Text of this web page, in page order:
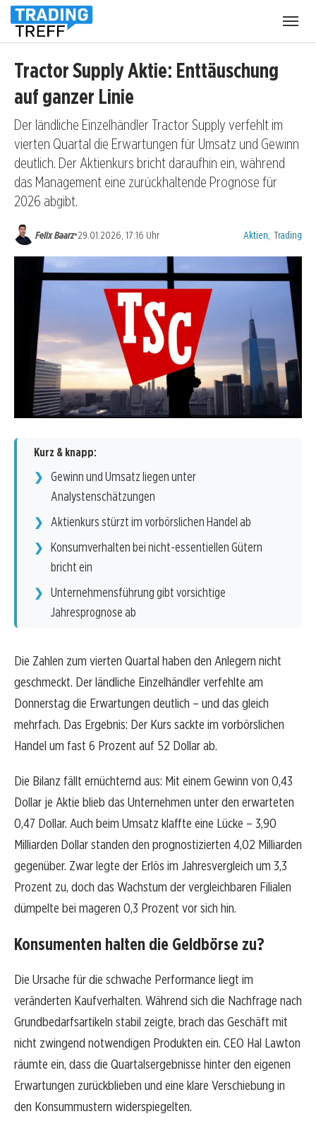
Tractor Supply Aktie: Enttäuschung
auf ganzer Linie
Der ländliche Einzelhändler Tractor Supply verfehlt im
vierten Quartal die Erwartungen für Umsatz und Gewinn
deutlich. Der Aktienkurs bricht daraufhin ein, während
das Management eine zurückhaltende Prognose für
2026 abgibt.
Felix Baarz•29.01.2026, 17:16 Uhr Kategorien:
Aktien Trading
Kurz & knapp:
Gewinn und Umsatz liegen unter
Analystenschätzungen
Aktienkurs stürzt im vorbörslichen Handel ab
Konsumverhalten bei nicht-essentiellen Gütern
bricht ein
Unternehmensführung gibt vorsichtige
Jahresprognose ab
Die Zahlen zum vierten Quartal haben den Anlegern nicht
geschmeckt. Der ländliche Einzelhändler verfehlte am
Donnerstag die Erwartungen deutlich – und das gleich
mehrfach. Das Ergebnis: Der Kurs sackte im vorbörslichen
Handel um fast 6 Prozent auf 52 Dollar ab.
Die Bilanz fällt ernüchternd aus: Mit einem Gewinn von 0,43
Dollar je Aktie blieb das Unternehmen unter den erwarteten
0,47 Dollar. Auch beim Umsatz klaffte eine Lücke – 3,90
Milliarden Dollar standen den prognostizierten 4,02 Milliarden
gegenüber. Zwar legte der Erlös im Jahresvergleich um 3,3
Prozent zu, doch das Wachstum der vergleichbaren Filialen
dümpelte bei mageren 0,3 Prozent vor sich hin.
Konsumenten halten die Geldbörse zu?
Die Ursache für die schwache Performance liegt im
veränderten Kaufverhalten. Während sich die Nachfrage nach
Grundbedarfsartikeln stabil zeigte, brach das Geschäft mit
nicht zwingend notwendigen Produkten ein. CEO Hal Lawton
räumte ein, dass die Quartalsergebnisse hinter den eigenen
Erwartungen zurückblieben und eine klare Verschiebung in
den Konsummustern widerspiegelten.